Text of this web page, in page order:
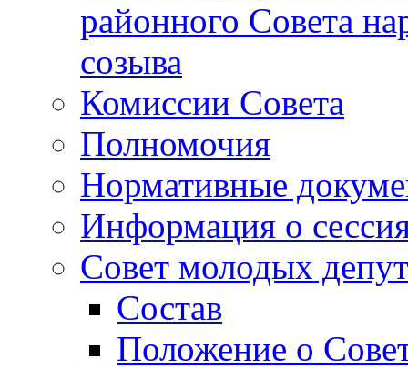
районного Совета
созыва
Комиссии Совета
Полномочия
Нормативные
Информация о
Совет молодых
Состав
Положение о